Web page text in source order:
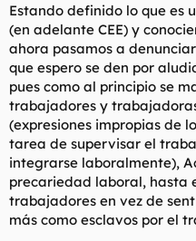
Estando definido lo que es
(en adelante CEE) y
ahora pasamos a
que espero se den por
pues como al principio se
trabajadores y
(expresiones impropias de
tarea de supervisar el
integrarse laboralmente),
precariedad laboral, hasta
trabajadores en vez de
más como esclavos por el